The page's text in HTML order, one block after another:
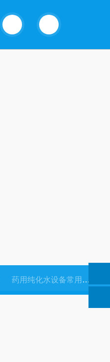
13770985289
药用纯化水设备常用的消毒方式